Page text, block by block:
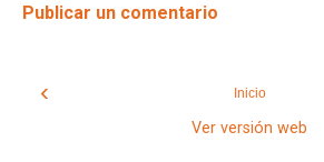
Publicar un comentario
‹ Inicio
Ver versión web